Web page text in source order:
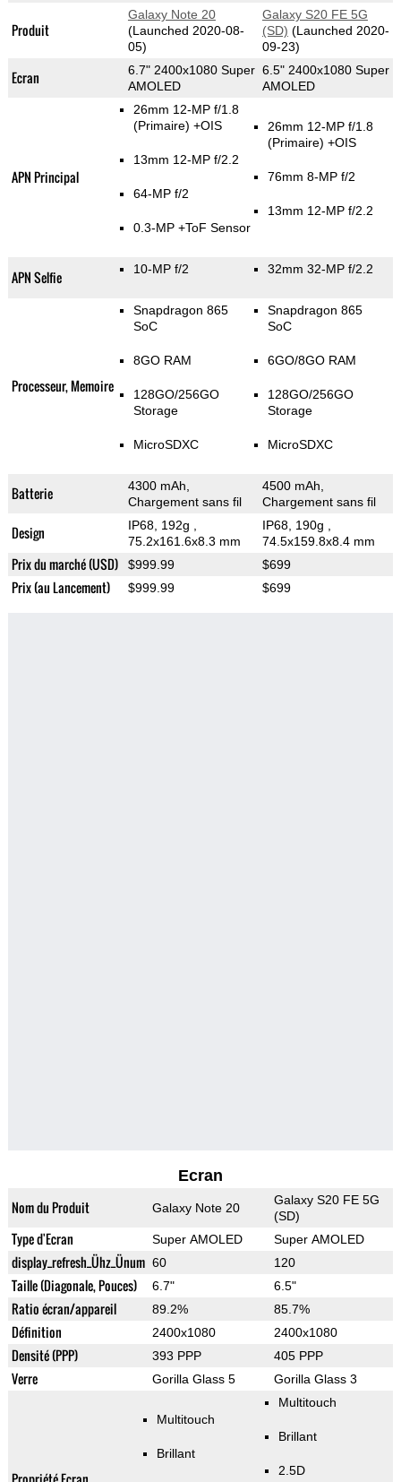
Produit
Galaxy Note 20
(Launched 2020-08-
05)
Galaxy S20 FE 5G
(SD) (Launched 2020-
09-23)
Ecran
6.7" 2400x1080 Super
AMOLED
6.5" 2400x1080 Super
AMOLED
APN Principal
26mm 12-MP f/1.8
(Primaire) +OIS
13mm 12-MP f/2.2
64-MP f/2
0.3-MP +ToF Sensor
26mm 12-MP f/1.8
(Primaire) +OIS
76mm 8-MP f/2
13mm 12-MP f/2.2
APN Selfie 10-MP f/2 32mm 32-MP f/2.2
Processeur, Memoire
Snapdragon 865
SoC
8GO RAM
128GO/256GO
Storage
MicroSDXC
Snapdragon 865
SoC
6GO/8GO RAM
128GO/256GO
Storage
MicroSDXC
Batterie
4300 mAh,
Chargement sans fil
4500 mAh,
Chargement sans fil
Design IP68, 192g
75.2x161.6x8.3 mm
IP68, 190g
74.5x159.8x8.4 mm
Prix du marché (USD) $999.99 $699
Prix (au Lancement) $999.99 $699
Ecran
Nom du Produit Galaxy Note 20
Galaxy S20 FE 5G
(SD)
Type d'Ecran Super AMOLED Super AMOLED
display_refresh_Ühz_Ünum 60 120
Taille (Diagonale, Pouces) 6.7" 6.5"
Ratio écran/appareil 89.2% 85.7%
Définition 2400x1080 2400x1080
Densité (PPP) 393 PPP 405 PPP
Verre Gorilla Glass 5 Gorilla Glass 3
Multitouch
Brillant
Multitouch
Brillant
2.5D